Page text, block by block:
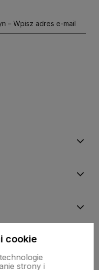
– Wpisz adres e-mail
cookie
strony i